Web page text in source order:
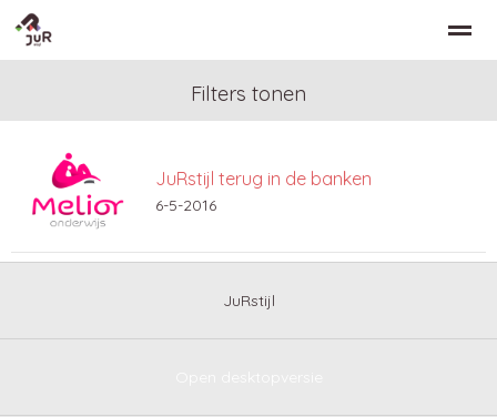
Home Zoeken Nieuws
Filters tonen
JuRstijl terug in de banken
6-5-2016
JuRstijl